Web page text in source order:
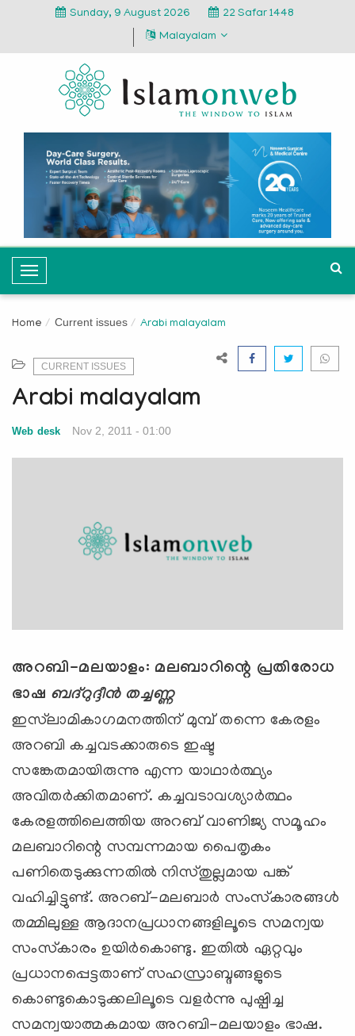
Sunday, 9 August 2026
22 Safar 1448
Malayalam
T
o
g
N
a
v
g
Home Current issues Arabi malayalam
CURRENT ISSUES
Arabi malayalam
Web desk Nov 2, 2011 - 01:00
അറബി-മലയാളം: മലബാറിന്റെ പ്രതിരോധ
ഭാഷ ബദ്‌റുദ്ദീന്‍ തച്ചണ്ണ
ഇസ്‌ലാമികാഗമനത്തിന് മുമ്പ് തന്നെ കേരളം
അറബി കച്ചവടക്കാരുടെ ഇഷ്ട
സങ്കേതമായിരുന്നു എന്ന യാഥാര്‍ത്ഥ്യം
അവിതര്‍ക്കിതമാണ്. കച്ചവടാവശ്യാര്‍ത്ഥം
കേരളത്തിലെത്തിയ അറബ് വാണിജ്യ സമൂഹം
മലബാറിന്റെ സമ്പന്നമായ പൈതൃകം
പണിതെടുക്കുന്നതില്‍ നിസ്തുല്ലമായ പങ്ക്
വഹിച്ചിട്ടുണ്ട്. അറബ്-മലബാര്‍ സംസ്‌കാരങ്ങള്‍
തമ്മിലുള്ള ആദാനപ്രധാനങ്ങളിലൂടെ സമന്വയ
സംസ്‌കാരം ഉയിര്‍കൊണ്ടു. ഇതില്‍ ഏറ്റവും
പ്രധാനപ്പെട്ടതാണ് സഹസ്രാബ്ദങ്ങളുടെ
കൊണ്ടുകൊടുക്കലിലൂടെ വളര്‍ന്നു പുഷ്പിച്ച
സമന്വയാത്മകമായ അറബി-മലയാളം ഭാഷ.